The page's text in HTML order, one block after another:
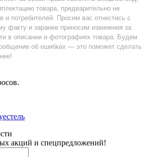
товара, предварительно не
и потребителей. Просим вас отнестись с
факту и заранее приносим извинения за
в описании и фотографиях товара. Будем
об ошибках — это поможет сделать
акций и спецпредложений!